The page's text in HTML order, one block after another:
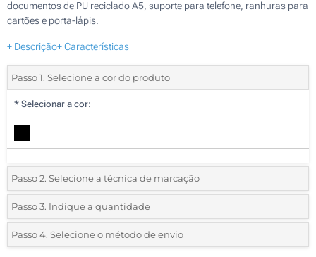
documentos de PU reciclado A5, suporte para telefone, ranhuras para
cartões e porta-lápis.
+ Descrição+ Características
Passo 1. Selecione a cor do produto
* Selecionar a cor:
Passo 2. Selecione a técnica de marcação
*Selecione o tipo de marcação e as cores do logotipo:
1 Cor (Na frente)
Passo 3. Indique a quantidade
*Quantidade mínima:5
Passo 4. Selecione o método de envio